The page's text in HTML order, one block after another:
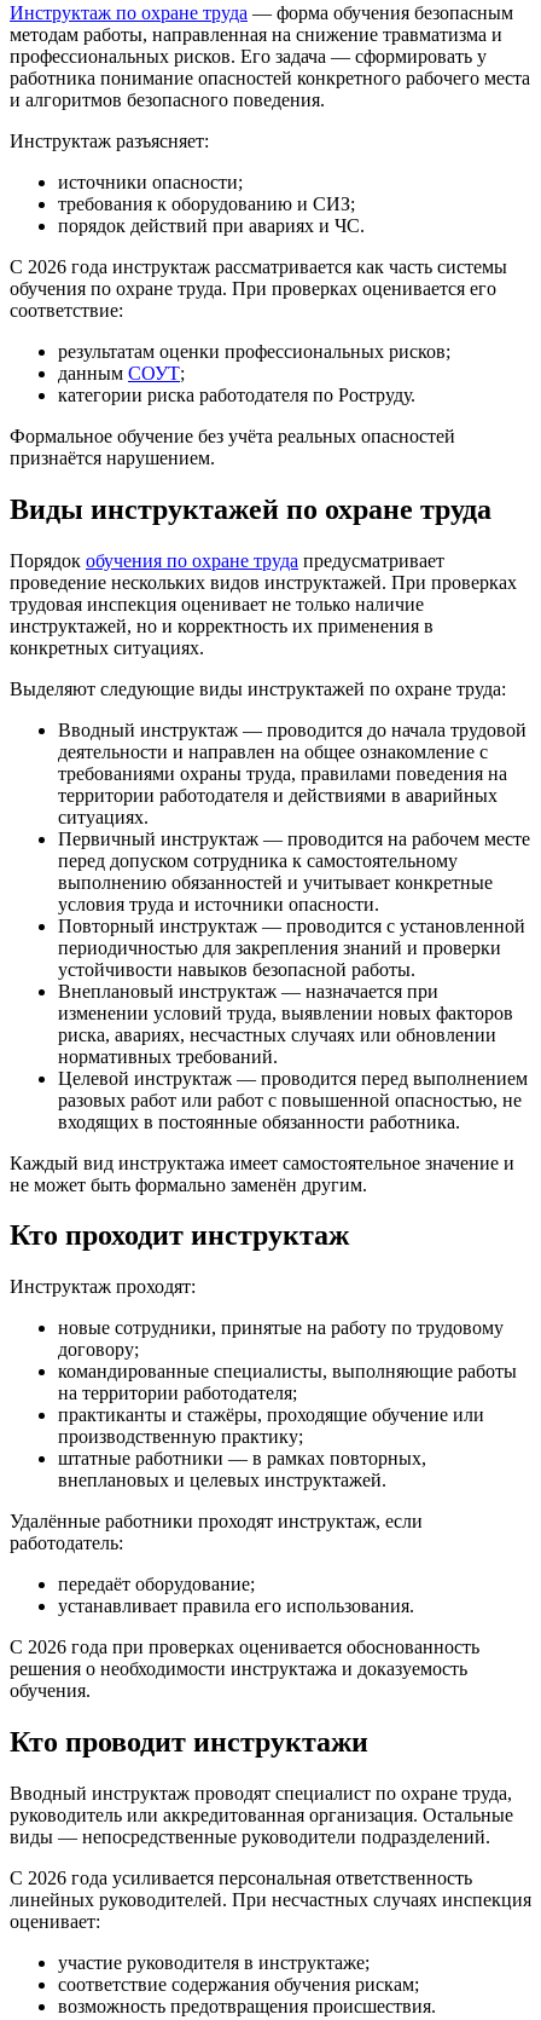
Инструктаж по охране труда — форма обучения безопасным
методам работы, направленная на снижение травматизма и
профессиональных рисков. Его задача — сформировать у
работника понимание опасностей конкретного рабочего места
и алгоритмов безопасного поведения.
Инструктаж разъясняет:
источники опасности;
требования к оборудованию и СИЗ;
порядок действий при авариях и ЧС.
С 2026 года инструктаж рассматривается как часть системы
обучения по охране труда. При проверках оценивается его
соответствие:
результатам оценки профессиональных рисков;
данным СОУТ;
категории риска работодателя по Роструду.
Формальное обучение без учёта реальных опасностей
признаётся нарушением.
Виды инструктажей по охране труда
Порядок обучения по охране труда предусматривает
проведение нескольких видов инструктажей. При проверках
трудовая инспекция оценивает не только наличие
инструктажей, но и корректность их применения в
конкретных ситуациях.
Выделяют следующие виды инструктажей по охране труда:
Вводный инструктаж — проводится до начала трудовой
деятельности и направлен на общее ознакомление с
требованиями охраны труда, правилами поведения на
территории работодателя и действиями в аварийных
ситуациях.
Первичный инструктаж — проводится на рабочем месте
перед допуском сотрудника к самостоятельному
выполнению обязанностей и учитывает конкретные
условия труда и источники опасности.
Повторный инструктаж — проводится с установленной
периодичностью для закрепления знаний и проверки
устойчивости навыков безопасной работы.
Внеплановый инструктаж — назначается при
изменении условий труда, выявлении новых факторов
риска, авариях, несчастных случаях или обновлении
нормативных требований.
Целевой инструктаж — проводится перед выполнением
разовых работ или работ с повышенной опасностью, не
входящих в постоянные обязанности работника.
Каждый вид инструктажа имеет самостоятельное значение и
не может быть формально заменён другим.
Кто проходит инструктаж
Инструктаж проходят:
новые сотрудники, принятые на работу по трудовому
договору;
командированные специалисты, выполняющие работы
на территории работодателя;
практиканты и стажёры, проходящие обучение или
производственную практику;
штатные работники — в рамках повторных,
внеплановых и целевых инструктажей.
Удалённые работники проходят инструктаж, если
работодатель:
передаёт оборудование;
устанавливает правила его использования.
С 2026 года при проверках оценивается обоснованность
решения о необходимости инструктажа и доказуемость
обучения.
Кто проводит инструктажи
Вводный инструктаж проводят специалист по охране труда,
руководитель или аккредитованная организация. Остальные
виды — непосредственные руководители подразделений.
С 2026 года усиливается персональная ответственность
линейных руководителей. При несчастных случаях инспекция
оценивает:
участие руководителя в инструктаже;
соответствие содержания обучения рискам;
возможность предотвращения происшествия.